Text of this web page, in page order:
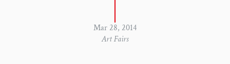
Mar 28, 2014
Art Fairs